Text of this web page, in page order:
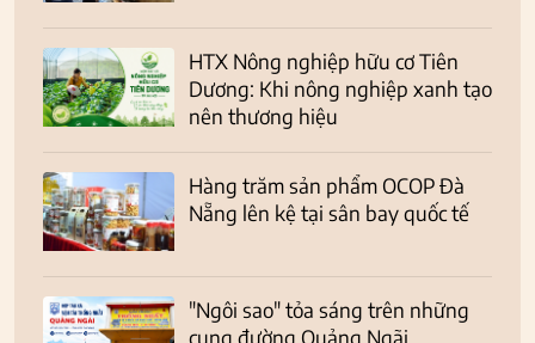
HTX Nông nghiệp hữu cơ Tiên
Dương: Khi nông nghiệp xanh tạo
nên thương hiệu
Hàng trăm sản phẩm OCOP Đà
Nẵng lên kệ tại sân bay quốc tế
"Ngôi sao" tỏa sáng trên những
cung đường Quảng Ngãi